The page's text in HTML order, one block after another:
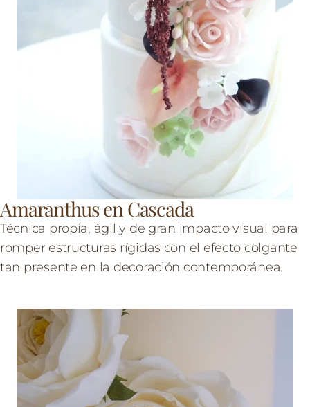
Amaranthus en Cascada
Técnica propia, ágil y de gran impacto visual para
romper estructuras rígidas con el efecto colgante
tan presente en la decoración contemporánea.